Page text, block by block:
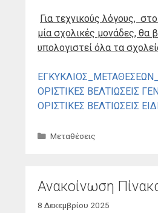
Για τεχνικούς λόγους, στο
μία σχολικές μονάδες, θα
υπολογιστεί όλα τα
ΟΡΙΣΤΙΚΕΣ ΒΕΛΤΙΩΣΕΙΣ
ΟΡΙΣΤΙΚΕΣ ΒΕΛΤΙΩΣΕΙΣ
Κατηγορίες
Μεταθέσεις
Ανακοίνωση
8 Δεκεμβρίου 2025